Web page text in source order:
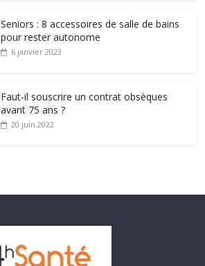
Seniors : 8 accessoires de salle de bains
pour rester autonome
6 janvier 2023
Faut-il souscrire un contrat obsèques
avant 75 ans ?
20 juin 2022